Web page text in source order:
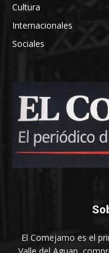
Cultura
Internacionales
Sociales
El Comejamo es el